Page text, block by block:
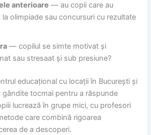
anterioare — au copii care au
la olimpiade sau concursuri cu rezultate
— copilul se simte motivat și
sau stresaat și sub presiune?
educațional cu locații în București și
gândite tocmai pentru a răspunde
lucrează în grupe mici, cu profesori
care combină rigoarea
de a descoperi.